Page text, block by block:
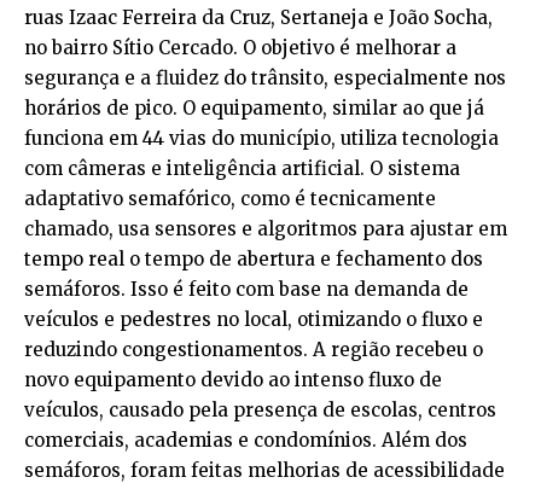
ruas Izaac Ferreira da Cruz, Sertaneja e João Socha,
no bairro Sítio Cercado. O objetivo é melhorar a
segurança e a fluidez do trânsito, especialmente nos
horários de pico. O equipamento, similar ao que já
funciona em 44 vias do município, utiliza tecnologia
com câmeras e inteligência artificial. O sistema
adaptativo semafórico, como é tecnicamente
chamado, usa sensores e algoritmos para ajustar em
tempo real o tempo de abertura e fechamento dos
semáforos. Isso é feito com base na demanda de
veículos e pedestres no local, otimizando o fluxo e
reduzindo congestionamentos. A região recebeu o
novo equipamento devido ao intenso fluxo de
veículos, causado pela presença de escolas, centros
comerciais, academias e condomínios. Além dos
semáforos, foram feitas melhorias de acessibilidade